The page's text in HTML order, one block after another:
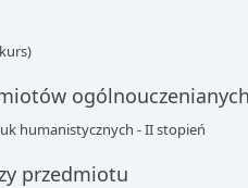
humanistycznych - II stopień
przedmiotu